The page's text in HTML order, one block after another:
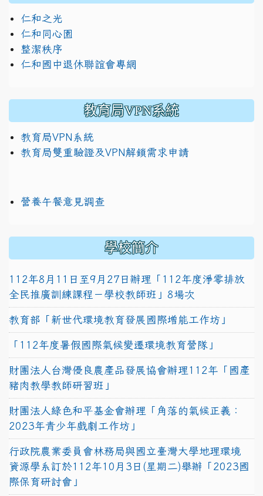
仁和之光
仁和同心園
整潔秩序
仁和國中退休聯誼會專網
教育局VPN系統
教育局VPN系統
教育局雙重驗證及VPN解鎖需求申請
營養午餐意見調查
學校簡介
112年8月11日至9月27日辦理「112年度淨零排放
全民推廣訓練課程－學校教師班」8場次
教育部「新世代環境教育發展國際增能工作坊」
「112年度暑假國際氣候變遷環境教育營隊」
財團法人台灣優良農產品發展協會辦理112年「國產
豬肉教學教師研習班」
財團法人綠色和平基金會辦理「角落的氣候正義：
2023年青少年戲劇工作坊」
行政院農業委員會林務局與國立臺灣大學地理環境
資源學系訂於112年10月3日(星期二)舉辦「2023國
際保育研討會」